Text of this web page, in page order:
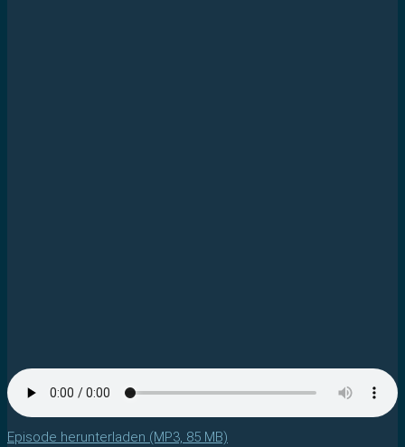
Episode herunterladen (MP3, 85 MB)